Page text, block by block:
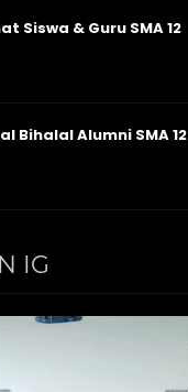
Siswa & Guru SMA 12
Bihalal Alumni SMA 12
IG